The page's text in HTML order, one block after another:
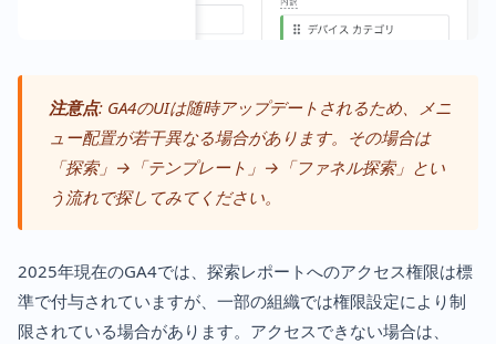
注意点: GA4のUIは随時アップデートされるため、メニ
ュー配置が若干異なる場合があります。その場合は
「探索」→「テンプレート」→「ファネル探索」とい
う流れで探してみてください。
2025年現在のGA4では、探索レポートへのアクセス権限は標
準で付与されていますが、一部の組織では権限設定により制
限されている場合があります。アクセスできない場合は、